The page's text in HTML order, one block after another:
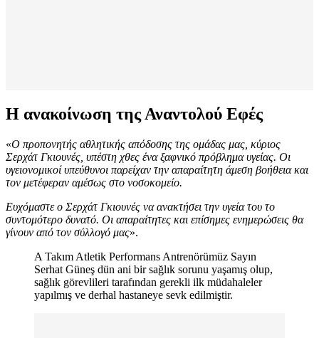
Η ανακοίνωση της Αναντολού Εφές
«Ο προπονητής αθλητικής απόδοσης της ομάδας μας, κύριος
Σερχάτ Γκιουνές, υπέστη χθες ένα ξαφνικό πρόβλημα υγείας. Οι
υγειονομικοί υπεύθυνοι παρείχαν την απαραίτητη άμεση βοήθεια και
τον μετέφεραν αμέσως στο νοσοκομείο.
Ευχόμαστε ο Σερχάτ Γκιουνές να ανακτήσει την υγεία του το
συντομότερο δυνατό. Οι απαραίτητες και επίσημες ενημερώσεις θα
γίνουν από τον σύλλογό μας».
A Takım Atletik Performans Antrenörümüz Sayın
Serhat Güneş dün ani bir sağlık sorunu yaşamış olup,
sağlık görevlileri tarafından gerekli ilk müdahaleler
yapılmış ve derhal hastaneye sevk edilmiştir.